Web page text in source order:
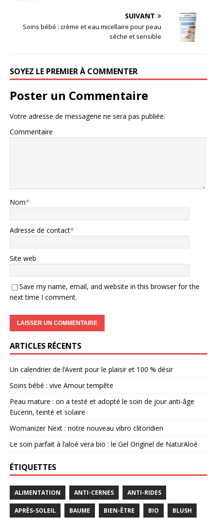
SUIVANT
Soins bébé : crème et eau micellaire pour peau
sèche et sensible
SOYEZ LE PREMIER À COMMENTER
Poster un Commentaire
Votre adresse de messagerie ne sera pas publiée.
Commentaire
Nom*
Adresse de contact*
Site web
Save my name, email, and website in this browser for the
next time I comment.
ARTICLES RÉCENTS
Un calendrier de l’Avent pour le plaisir et 100 % désir
Soins bébé : vive Amour tempête
Peau mature : on a testé et adopté le soin de jour anti-âge
Eucerin, teinté et solaire
Womanizer Next : notre nouveau vibro clitoridien
Le soin parfait à l’aloé vera bio : le Gel Originel de NaturAloé
ÉTIQUETTES
ALIMENTATION ANTI-CERNES ANTI-RIDES
APRÈS-SOLEIL BAUME BIEN-ÊTRE BIO BLUSH